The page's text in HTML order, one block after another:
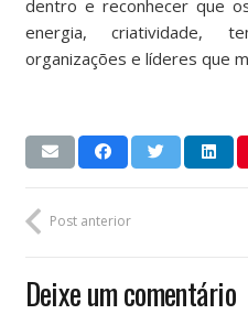
dentro e reconhecer que
energia, criatividade,
organizações e líderes que
Post anterior
Deixe um comentário